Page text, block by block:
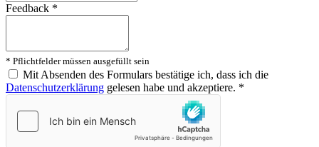
Feedback *
* Pflichtfelder müssen ausgefüllt sein
Mit Absenden des Formulars bestätige ich, dass ich die
Datenschutzerklärung gelesen habe und akzeptiere. *